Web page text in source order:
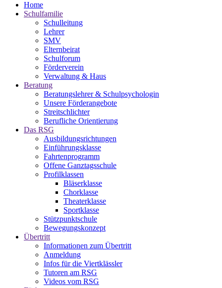
Home
Schulfamilie
Schulleitung
Lehrer
SMV
Elternbeirat
Schulforum
Förderverein
Verwaltung & Haus
Beratung
Beratungslehrer & Schulpsychologin
Unsere Förderangebote
Streitschlichter
Berufliche Orientierung
Das RSG
Ausbildungsrichtungen
Einführungsklasse
Fahrtenprogramm
Offene Ganztagsschule
Profilklassen
Bläserklasse
Chorklasse
Theaterklasse
Sportklasse
Stützpunktschule
Bewegungskonzept
Übertritt
Informationen zum Übertritt
Anmeldung
Infos für die Viertklässler
Tutoren am RSG
Videos vom RSG